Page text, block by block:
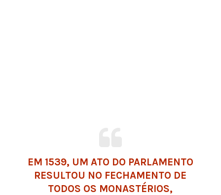
EM 1539, UM ATO DO PARLAMENTO
RESULTOU NO FECHAMENTO DE
TODOS OS MONASTÉRIOS,